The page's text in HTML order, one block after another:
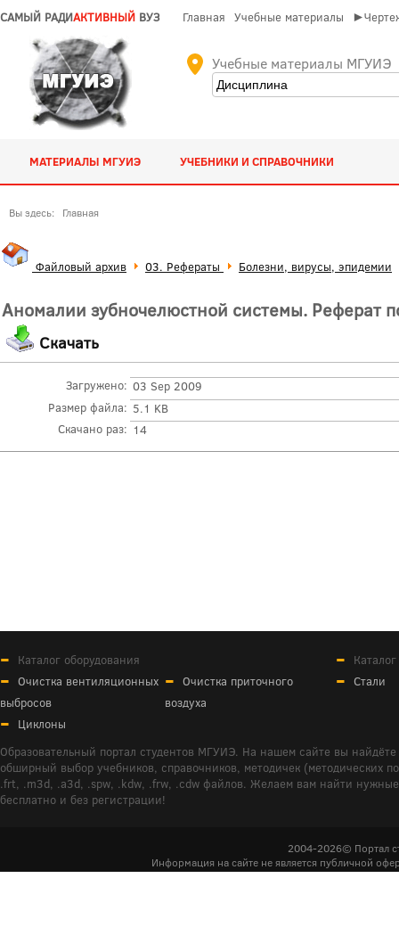
САМЫЙ РАДИАКТИВНЫЙ ВУЗ Главная Учебные материалы
Учебные материалы МГУИЭ
МАТЕРИАЛЫ МГУИЭ УЧЕБНИКИ И СПРАВОЧНИКИ
Вы здесь: Главная
Файловый архив 03. Рефераты Болезни, вирусы, эпидемии
Аномалии зубночелюстной системы. Реферат
Скачать
Загружено: 03 Sep 2009
Размер файла: 5.1 KB
Скачано раз: 14
Каталог оборудования
Очистка вентиляционных
выбросов
Очистка приточного
воздуха
Циклоны
Стали
Образовательный портал студентов МГУИЭ. На нашем сайте вы
обширный выбор учебников, справочников, методичек (методических
.frt, .m3d, .a3d, .spw, .kdw, .frw, .cdw файлов. Желаем вам найти
бесплатно и без регистрации!
2004-2026© Портал
Информация на сайте не является публичной